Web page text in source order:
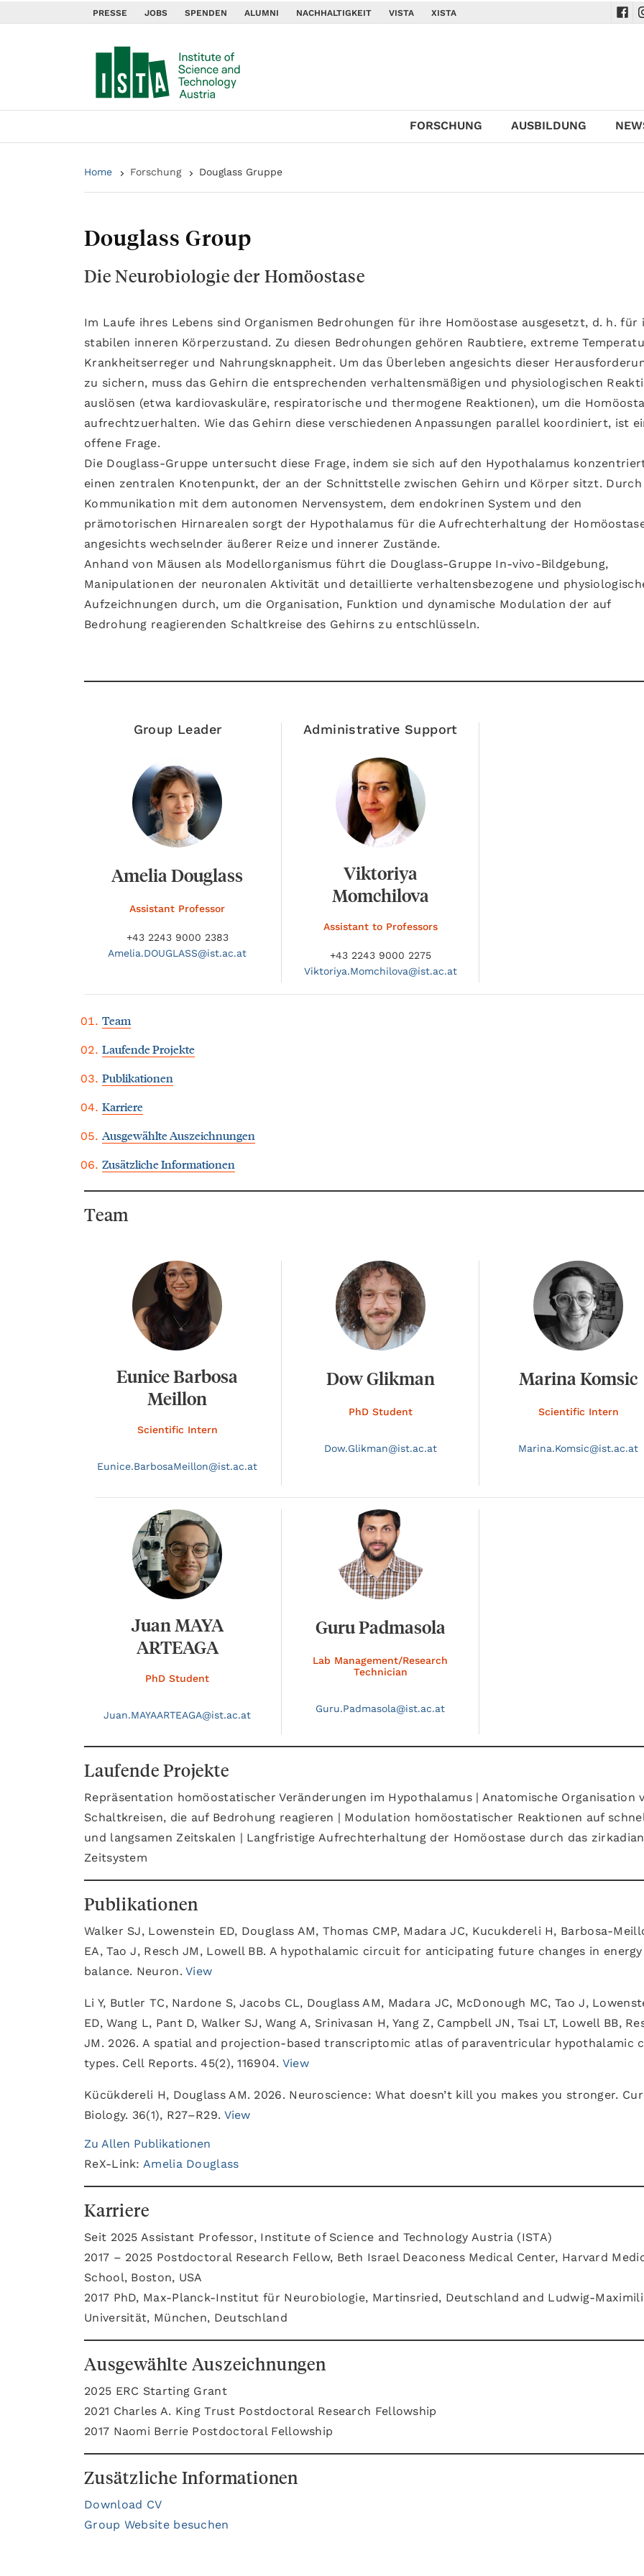
PRESSE JOBS SPENDEN ALUMNI NACHHALTIGKEIT VISTA XISTA
FORSCHUNG AUSBILDUNG
Home Forschung Douglass Gruppe
Douglass Group
Die Neurobiologie der Homöostase
Im Laufe ihres Lebens sind Organismen Bedrohungen für ihre Homöostase ausgesetzt, d. h. für
stabilen inneren Körperzustand. Zu diesen Bedrohungen gehören Raubtiere, extreme
Krankheitserreger und Nahrungsknappheit. Um das Überleben angesichts dieser
zu sichern, muss das Gehirn die entsprechenden verhaltensmäßigen und physiologischen
auslösen (etwa kardiovaskuläre, respiratorische und thermogene Reaktionen), um die
aufrechtzuerhalten. Wie das Gehirn diese verschiedenen Anpassungen parallel koordiniert, ist
offene Frage.
Die Douglass-Gruppe untersucht diese Frage, indem sie sich auf den Hypothalamus
einen zentralen Knotenpunkt, der an der Schnittstelle zwischen Gehirn und Körper sitzt. Durch
Kommunikation mit dem autonomen Nervensystem, dem endokrinen System und den
prämotorischen Hirnarealen sorgt der Hypothalamus für die Aufrechterhaltung der
angesichts wechselnder äußerer Reize und innerer Zustände.
Anhand von Mäusen als Modellorganismus führt die Douglass-Gruppe In-vivo-Bildgebung,
Manipulationen der neuronalen Aktivität und detaillierte verhaltensbezogene und
Aufzeichnungen durch, um die Organisation, Funktion und dynamische Modulation der auf
Bedrohung reagierenden Schaltkreise des Gehirns zu entschlüsseln.
Group Leader
Amelia Douglass
Assistant Professor
+43 2243 9000 2383
Amelia.DOUGLASS@ist.ac.at
Administrative Support
Viktoriya
Momchilova
Assistant to Professors
+43 2243 9000 2275
Viktoriya.Momchilova@ist.ac.at
Team
Laufende Projekte
Publikationen
Karriere
Ausgewählte Auszeichnungen
Zusätzliche Informationen
Team
Eunice Barbosa
Meillon
Scientific Intern
Eunice.BarbosaMeillon@ist.ac.at
Dow Glikman
PhD Student
Dow.Glikman@ist.ac.at
Marina Komsic
Scientific Intern
Marina.Komsic@ist.ac.at
Juan MAYA
ARTEAGA
PhD Student
Juan.MAYAARTEAGA@ist.ac.at
Guru Padmasola
Lab Management/Research
Technician
Guru.Padmasola@ist.ac.at
Laufende Projekte
Repräsentation homöostatischer Veränderungen im Hypothalamus | Anatomische Organisation
Schaltkreisen, die auf Bedrohung reagieren | Modulation homöostatischer Reaktionen auf
und langsamen Zeitskalen | Langfristige Aufrechterhaltung der Homöostase durch das
Zeitsystem
Publikationen
Walker SJ, Lowenstein ED, Douglass AM, Thomas CMP, Madara JC, Kucukdereli H, Barbosa-
EA, Tao J, Resch JM, Lowell BB. A hypothalamic circuit for anticipating future changes in energy
balance. Neuron.View
Li Y, Butler TC, Nardone S, Jacobs CL, Douglass AM, Madara JC, McDonough MC, Tao J,
ED, Wang L, Pant D, Walker SJ, Wang A, Srinivasan H, Yang Z, Campbell JN, Tsai LT, Lowell BB,
JM. 2026. A spatial and projection-based transcriptomic atlas of paraventricular hypothalamic
types. Cell Reports. 45(2), 116904. View
Kücükdereli H, Douglass AM. 2026. Neuroscience: What doesn’t kill you makes you stronger.
Biology. 36(1), R27–R29. View
Zu Allen Publikationen
ReX-Link:Amelia Douglass
Karriere
Seit 2025 Assistant Professor, Institute of Science and Technology Austria (ISTA)
2017 – 2025 Postdoctoral Research Fellow, Beth Israel Deaconess Medical Center, Harvard
School, Boston, USA
2017 PhD, Max-Planck-Institut für Neurobiologie, Martinsried, Deutschland and Ludwig-
Universität, München, Deutschland
Ausgewählte Auszeichnungen
2025 ERC Starting Grant
2021 Charles A. King Trust Postdoctoral Research Fellowship
2017 Naomi Berrie Postdoctoral Fellowship
Zusätzliche Informationen
Download CV
Group Website besuchen